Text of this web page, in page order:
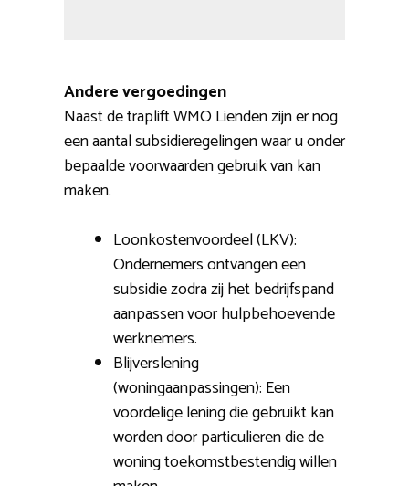
Andere vergoedingen
Naast de traplift WMO Lienden zijn er nog
een aantal subsidieregelingen waar u onder
bepaalde voorwaarden gebruik van kan
maken.
Loonkostenvoordeel (LKV):
Ondernemers ontvangen een
subsidie zodra zij het bedrijfspand
aanpassen voor hulpbehoevende
werknemers.
Blijverslening
(woningaanpassingen): Een
voordelige lening die gebruikt kan
worden door particulieren die de
woning toekomstbestendig willen